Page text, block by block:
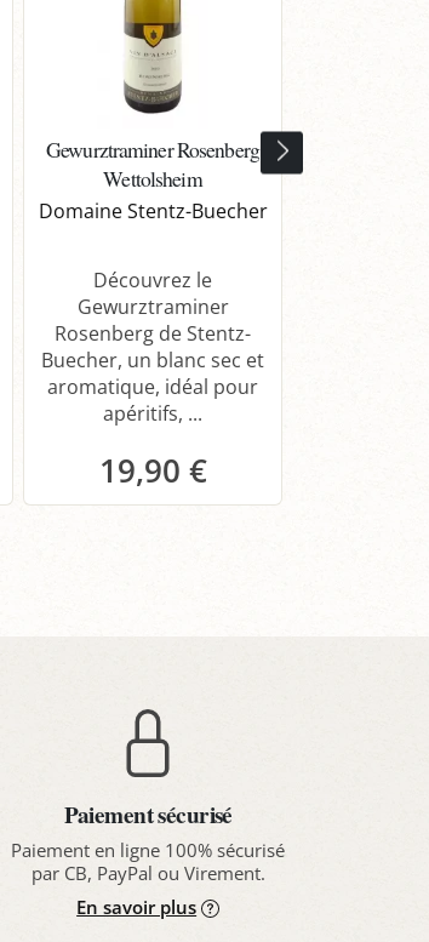
Gewurztraminer Rosenberg
Wettolsheim
Domaine Stentz-Buecher
Découvrez le
Gewurztraminer
Rosenberg de Stentz-
Buecher, un blanc sec et
aromatique, idéal pour
apéritifs, ...
19,90 €
Paiement sécurisé
Paiement en ligne 100% sécurisé
par CB, PayPal ou Virement.
En savoir plus